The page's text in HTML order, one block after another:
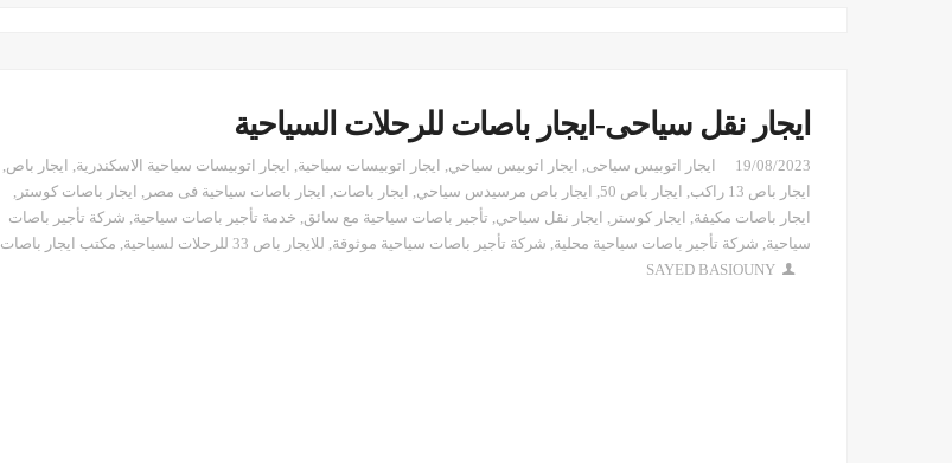
ايجار نقل سياحى-ايجار باصات للرحلات السياحية
19/08/2023 ايجار اتوبيس سياحى, ايجار اتوبيس سياحي, ايجار اتوبيسات سياحية, ايجار اتوبيسات سياحية الاسكندرية, ايجار باص,
ايجار باص 13 راكب
, ايجار باص 50 , ايجار باص مرسيدس سياحي, ايجار باصات, ايجار باصات سياحية فى مصر , ايجار باصات كوستر ,
ايجار باصات مكيفة, ايجار كوستر , ايجار نقل سياحي, تأجير باصات سياحية مع سائق, خدمة تأجير باصات سياحية, شركة تأجير باصات
سياحية, شركة تأجير باصات سياحية محلية, شركة تأجير باصات سياحية موثوقة, للايجار باص 33 للرحلات لسياحية , مكتب ايجار باصات
SAYED BASIOUNY